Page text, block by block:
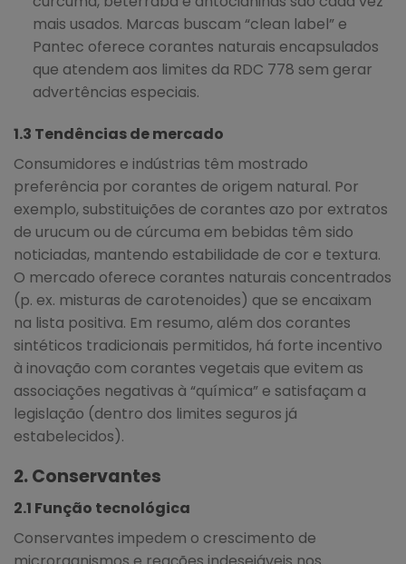
mais usados. Marcas buscam “clean label” e
Pantec oferece corantes naturais encapsulados
que atendem aos limites da RDC 778 sem gerar
advertências especiais.
1.3 Tendências de mercado
Consumidores e indústrias têm mostrado
preferência por corantes de origem natural. Por
exemplo, substituições de corantes azo por extratos
de urucum ou de cúrcuma em bebidas têm sido
noticiadas, mantendo estabilidade de cor e textura.
O mercado oferece corantes naturais concentrados
(p. ex. misturas de carotenoides) que se encaixam
na lista positiva. Em resumo, além dos corantes
sintéticos tradicionais permitidos, há forte incentivo
à inovação com corantes vegetais que evitem as
associações negativas à “química” e satisfaçam a
legislação (dentro dos limites seguros já
estabelecidos).
2. Conservantes
2.1 Função tecnológica
Conservantes impedem o crescimento de